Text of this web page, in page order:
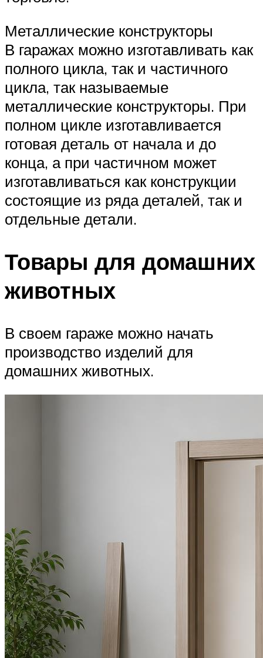
Металлические конструкторы
В гаражах можно изготавливать как
полного цикла, так и частичного
цикла, так называемые
металлические конструкторы. При
полном цикле изготавливается
готовая деталь от начала и до
конца, а при частичном может
изготавливаться как конструкции
состоящие из ряда деталей, так и
отдельные детали.
Товары для домашних
животных
В своем гараже можно начать
производство изделий для
домашних животных.